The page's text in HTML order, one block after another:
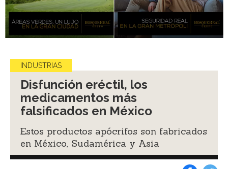
INDUSTRIAS
Disfunción eréctil, los
medicamentos más
falsificados en México
Estos productos apócrifos son fabricados
en México, Sudamérica y Asia